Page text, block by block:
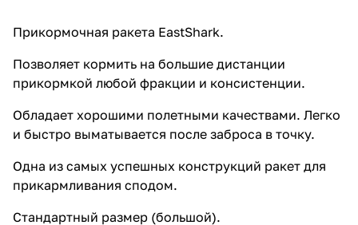
(большой).
Прикормочная ракета EastShark.
Позволяет кормить на большие дистанции
прикормкой любой фракции и консистенции.
Обладает хорошими полетными качествами. Легко
и быстро выматывается после заброса в точку.
Одна из самых успешных конструкций ракет для
прикармливания сподом.
Стандартный размер (большой).